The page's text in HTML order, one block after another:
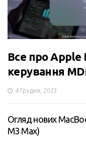
Все про Apple
керування
4 Грудня, 2023
Огляд нових
M3 Max)